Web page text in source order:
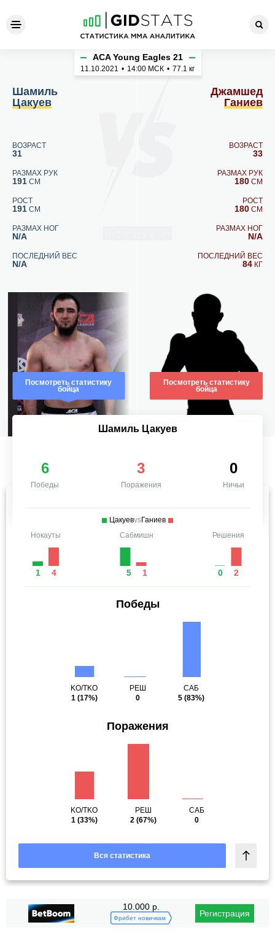
Шамиль Цакуев - Джамшед
Шамиль
Цакуев
ВОЗРАСТ
31
РАЗМАХ РУК
191 СМ
РОСТ
191 СМ
РАЗМАХ НОГ
N/A
ПОСЛЕДНИЙ ВЕС
N/A
Посмотреть статистику
бойца
ACA Young Eagles 21
11.10.2021 • 14:00 МСК • 77.1 кг
Джамшед
Ганиев
ВОЗРАСТ
33
РАЗМАХ РУК
180 СМ
РОСТ
180 СМ
РАЗМАХ НОГ
N/A
ПОСЛЕДНИЙ ВЕС
84 КГ
Посмотреть статистику
бойца
Шамиль Цакуев
6
Победы
3
Поражения
0
Ничьи
ЦакуевvsГаниев
Нокауты
1 4
Сабмишн
5 1
Решения
0 2
Победы
KO/TKO
1(17%)
РЕШ
0
САБ
5 (83%)
Поражения
KO/TKO
1(33%)
РЕШ
2 (67%)
САБ
0
Вся статистика
10.000 р.
Фрибет новичкам Регистрация